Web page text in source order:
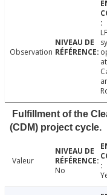
Observation
at
Fulfillment of the
(CDM) project cycle.
Valeur
No